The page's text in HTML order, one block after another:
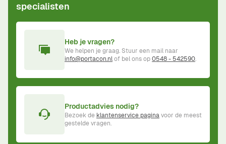
specialisten
Heb je vragen?
We helpen je graag. Stuur een mail naar
info@portacon.nlof bel ons op0548 - 542590.
Productadvies nodig?
Bezoek de klantenservice paginavoor de meest
gestelde vragen.